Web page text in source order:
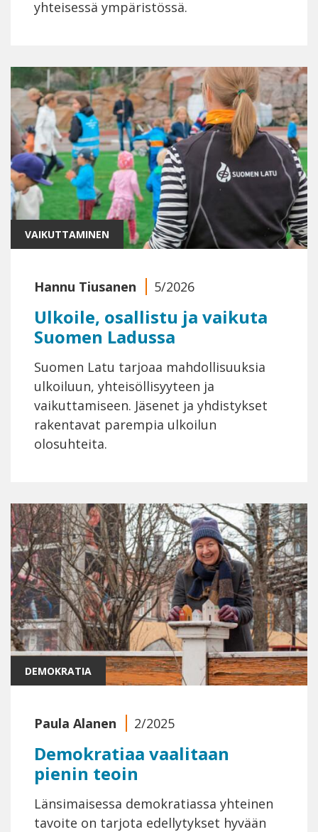
yhteisessä ympäristössä.
VAIKUTTAMINEN
Hannu Tiusanen 5/2026
Ulkoile, osallistu ja vaikuta
Suomen Ladussa
Suomen Latu tarjoaa mahdollisuuksia
ulkoiluun, yhteisöllisyyteen ja
vaikuttamiseen. Jäsenet ja yhdistykset
rakentavat parempia ulkoilun
olosuhteita.
DEMOKRATIA
Paula Alanen 2/2025
Demokratiaa vaalitaan
pienin teoin
Länsimaisessa demokratiassa yhteinen
tavoite on tarjota edellytykset hyvään